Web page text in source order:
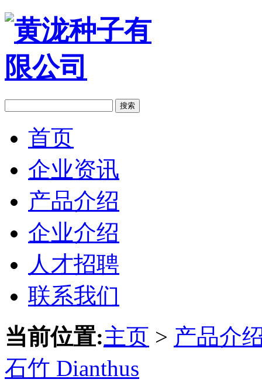
搜索
首页
企业资讯
产品介绍
企业介绍
人才招聘
联系我们
当前位置:主页 > 产品介
石竹 Dianthus